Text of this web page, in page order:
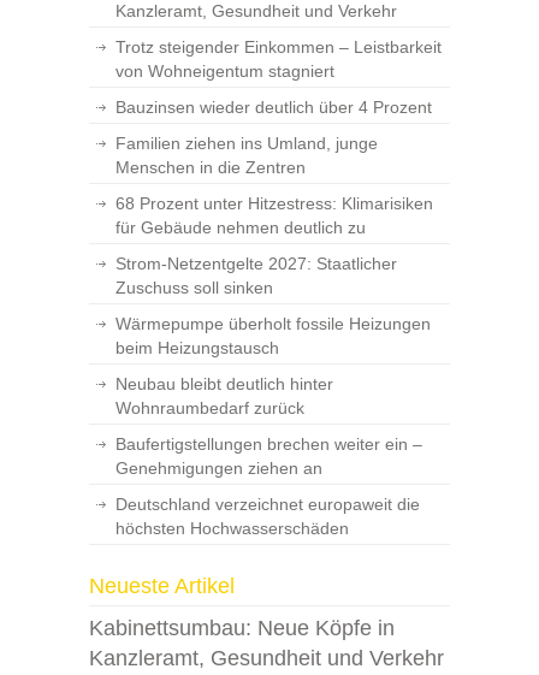
Kanzleramt, Gesundheit und Verkehr
Trotz steigender Einkommen – Leistbarkeit
von Wohneigentum stagniert
Bauzinsen wieder deutlich über 4 Prozent
Familien ziehen ins Umland, junge
Menschen in die Zentren
68 Prozent unter Hitzestress: Klimarisiken
für Gebäude nehmen deutlich zu
Strom-Netzentgelte 2027: Staatlicher
Zuschuss soll sinken
Wärmepumpe überholt fossile Heizungen
beim Heizungstausch
Neubau bleibt deutlich hinter
Wohnraumbedarf zurück
Baufertigstellungen brechen weiter ein –
Genehmigungen ziehen an
Deutschland verzeichnet europaweit die
höchsten Hochwasserschäden
Neueste Artikel
Kabinettsumbau: Neue Köpfe in
Kanzleramt, Gesundheit und Verkehr